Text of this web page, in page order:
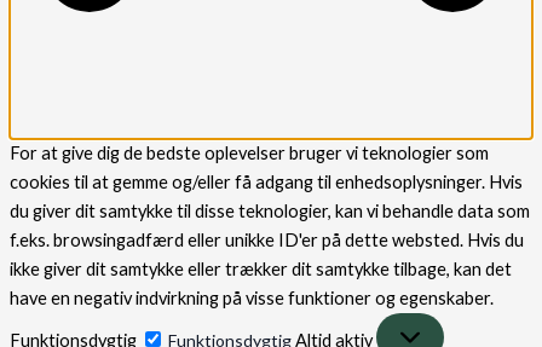
For at give dig de bedste oplevelser bruger vi teknologier som
cookies til at gemme og/eller få adgang til enhedsoplysninger. Hvis
du giver dit samtykke til disse teknologier, kan vi behandle data som
f.eks. browsingadfærd eller unikke ID'er på dette websted. Hvis du
ikke giver dit samtykke eller trækker dit samtykke tilbage, kan det
have en negativ indvirkning på visse funktioner og egenskaber.
Funktionsdygtig FunktionsdygtigAltid aktiv